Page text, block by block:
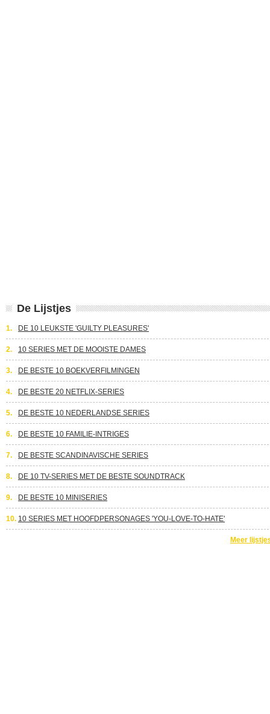
De Lijstjes
1. DE 10 LEUKSTE 'GUILTY PLEASURES'
2. 10 SERIES MET DE MOOISTE DAMES
3. DE BESTE 10 BOEKVERFILMINGEN
4. DE BESTE 20 NETFLIX-SERIES
5. DE BESTE 10 NEDERLANDSE SERIES
6. DE BESTE 10 FAMILIE-INTRIGES
7. DE BESTE SCANDINAVISCHE SERIES
8. DE 10 TV-SERIES MET DE BESTE SOUNDTRACK
9. DE BESTE 10 MINISERIES
10. 10 SERIES MET HOOFDPERSONAGES 'YOU-LOVE-TO-HATE'
Meer